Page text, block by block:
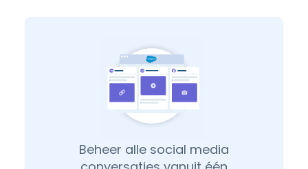
Beheer alle social media